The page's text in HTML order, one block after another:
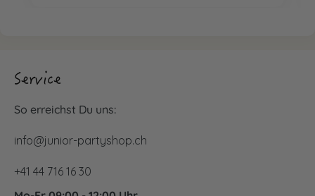
Service
So erreichst Du uns:
info@junior-partyshop.ch
+41 44 716 16 30